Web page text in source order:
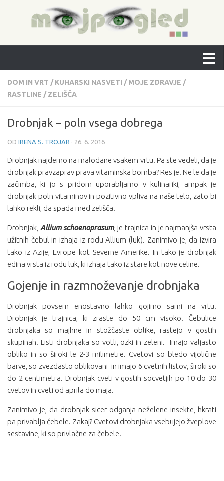
DOM IN VRT / KUHARSKI NASVETI / MOJE ZDRAVJE /
RASTLINE / ZELIŠČA
Drobnjak – poln vsega dobrega
OD IRENA S. TROJAR · 26. 6. 2016
Drobnjak najdemo na malodane vsakem vrtu. Pa ste vedeli, da je
drobnjak pravzaprav prava vitaminska bomba? Res je. Ne le da je
začimba, ki jo s pridom uporabljamo v kulinariki, ampak je
drobnjak poln vitaminov in pozitivno vpliva na naše telo, zato bi
lahko rekli, da spada med zelišča.
Drobnjak, Allium schoenoprasum, je trajnica in je najmanjša vrsta
užitnih čebul in izhaja iz rodu Allium (luk). Zanimivo je, da izvira
tako iz Azije, Evrope kot Severne Amerike. In tako je drobnjak
edina vrsta iz rodu luk, ki izhaja tako iz stare kot nove celine.
Gojenje in razmnoževanje drobnjaka
Drobnjak povsem enostavno lahko gojimo sami na vrtu.
Drobnjak je trajnica, ki zraste do 50 cm visoko. Čebulice
drobnjaka so majhne in stožčaste oblike, rastejo v gostih
skupinah. Listi drobnjaka so votli, ozki in zeleni. Imajo valjasto
obliko in so široki le 2-3 milimetre. Cvetovi so bledo vijolične
barve, so zvezdasto oblikovani in imajo 6 cvetnih listov, široki so
do 2 centimetra. Drobnjak cveti v gostih socvetjih po 10 do 30
cvetov in cveti od aprila do maja.
Zanimivo je, da drobnjak sicer odganja neželene insekte, hkrati
pa privablja čebele. Zakaj? Cvetovi drobnjaka vsebujejo žveplove
sestavine, ki so privlačne za čebele.